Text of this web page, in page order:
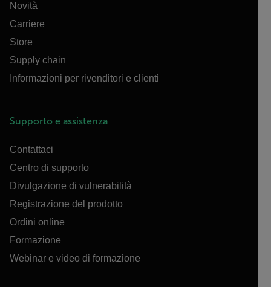
Novità
Carriere
Store
Supply chain
Informazioni per rivenditori e clienti
Supporto e assistenza
Contattaci
Centro di supporto
Divulgazione di vulnerabilità
Registrazione del prodotto
Ordini online
Formazione
Webinar e video di formazione